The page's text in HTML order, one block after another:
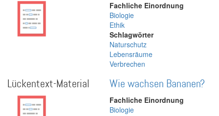
Fachliche Einordnung
Biologie
Ethik
Schlagwörter
Naturschutz
Lebensräume
Verbrechen
Lückentext-Material Wie wachsen Bananen?
Fachliche Einordnung
Biologie